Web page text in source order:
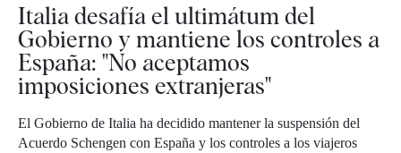
Italia desafía el ultimátum del
Gobierno y mantiene los controles a
España: "No aceptamos
imposiciones extranjeras"
El Gobierno de Italia ha decidido mantener la suspensión del
Acuerdo Schengen con España y los controles a los viajeros